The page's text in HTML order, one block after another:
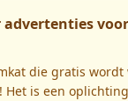
advertenties
die gratis wordt
Het is een